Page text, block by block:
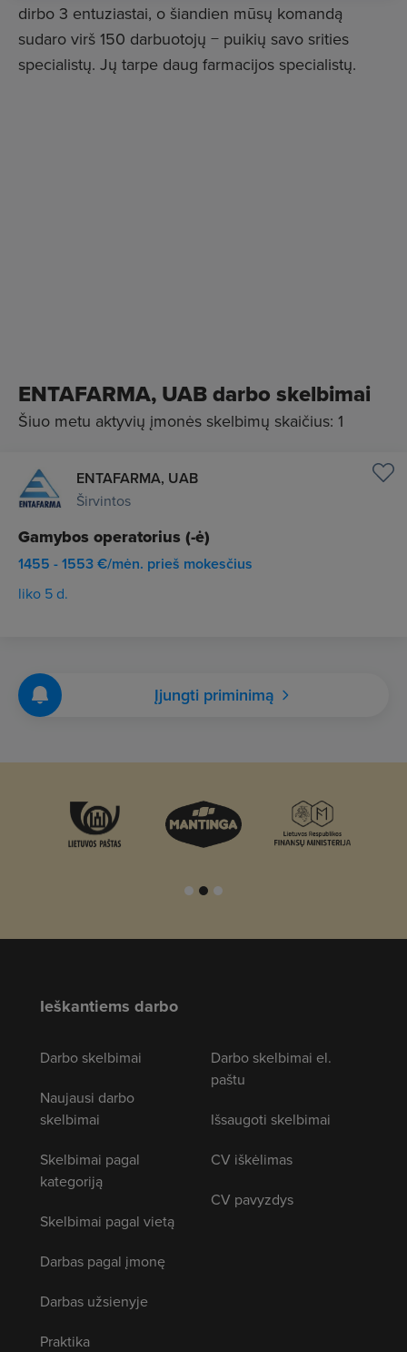
dirbo 3 entuziastai, o šiandien mūsų komandą
sudaro virš 150 darbuotojų − puikių savo srities
specialistų. Jų tarpe daug farmacijos specialistų.
ENTAFARMA, UAB darbo skelbimai
Šiuo metu aktyvių įmonės skelbimų skaičius: 1
ENTAFARMA, UAB
Širvintos
Gamybos operatorius (-ė)
1455 - 1553 €/mėn. prieš mokesčius
liko 5 d.
Įjungti priminimą
Ieškantiems darbo
Darbo skelbimai
Naujausi darbo
skelbimai
Skelbimai pagal
kategoriją
Skelbimai pagal vietą
Darbas pagal įmonę
Darbas užsienyje
Praktika
Darbo skelbimai el.
paštu
Išsaugoti skelbimai
CV iškėlimas
CV pavyzdys